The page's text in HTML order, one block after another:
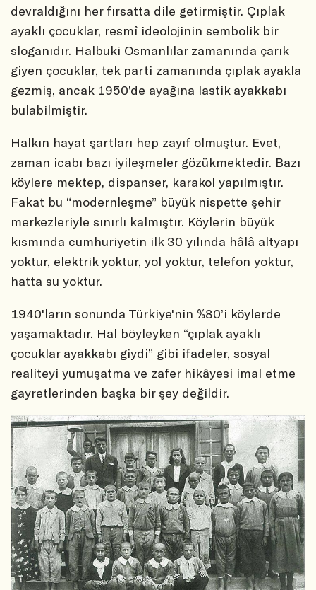
devraldığını her fırsatta dile getirmiştir. Çıplak
ayaklı çocuklar, resmî ideolojinin sembolik bir
sloganıdır. Halbuki Osmanlılar zamanında çarık
giyen çocuklar, tek parti zamanında çıplak ayakla
gezmiş, ancak 1950’de ayağına lastik ayakkabı
bulabilmiştir.
Halkın hayat şartları hep zayıf olmuştur. Evet,
zaman icabı bazı iyileşmeler gözükmektedir. Bazı
köylere mektep, dispanser, karakol yapılmıştır.
Fakat bu “modernleşme” büyük nispette şehir
merkezleriyle sınırlı kalmıştır. Köylerin büyük
kısmında cumhuriyetin ilk 30 yılında hâlâ altyapı
yoktur, elektrik yoktur, yol yoktur, telefon yoktur,
hatta su yoktur.
1940'ların sonunda Türkiye'nin %80’i köylerde
yaşamaktadır. Hal böyleyken “çıplak ayaklı
çocuklar ayakkabı giydi” gibi ifadeler, sosyal
realiteyi yumuşatma ve zafer hikâyesi imal etme
gayretlerinden başka bir şey değildir.